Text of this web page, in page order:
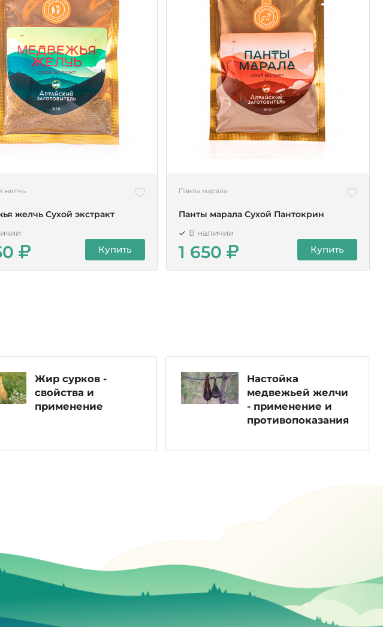
желчь
желчь Сухой экстракт
Купить
Панты марала
Панты марала Сухой Пантокрин
В наличии
1 650 Купить
Жир сурков -
свойства и
применение
Настойка
медвежьей желчи
- применение и
противопоказания